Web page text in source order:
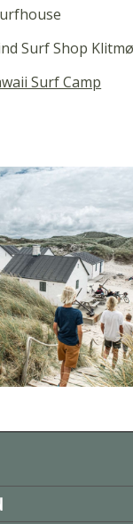
Surf Shop
Surf Camp